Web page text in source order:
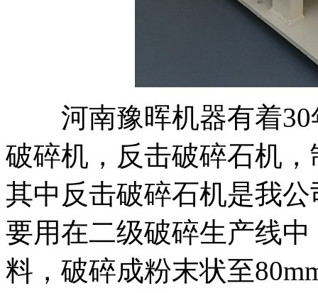
河南豫晖机器有着30
破碎机，反击破碎石机
其中反击破碎石机是我
要用在二级破碎生产线
料，破碎成粉末状至